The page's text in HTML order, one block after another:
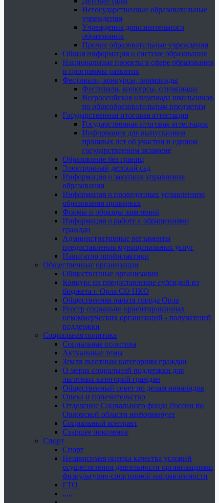
Негосударственные образовательные
учреждения
Учреждения дополнительного
образования
Прочие образовательные учреждения
Общая информация о системе образования
Национальные проекты в сфере образования
и программы развития
Фестивали, конкурсы, олимпиады
Фестивали, конкурсы, олимпиады
Всероссийская олимпиада школьников
по общеобразовательным предметам
Государственная итоговая аттестация
Государственная итоговая аттестация
Информация для выпускников
прошлых лет об участии в едином
государственном экзамене
Образование без границ
Электронный детский сад
Информация о закупках управления
образования
Информация о проведенных управлением
образования проверках
Формы и образцы заявлений
Информация о работе с обращениями
граждан
Административные регламенты
предоставления муниципальных услуг
Навигатор профилактики
Общественные организации
Общественные организации
Конкурс на предоставление субсидий из
бюджета г. Орла СО НКО
Общественная палата города Орла
Реестр социально ориентированных
некоммерческих организаций - получателей
поддержки
Социальная политика
Социальная политика
Актуальные темы
Земля льготным категориям граждан
О мерах социальной поддержки для
льготных категорий граждан
Общественный совет по делам инвалидов
Опека и попечительство
Отделение Социального фонда России по
Орловской области информирует
Социальный контракт
Старшее поколение
Спорт
Спорт
Независимая оценка качества условий
осуществления деятельности организациями
физкультурно-спортивной направленности
ГТО
.....